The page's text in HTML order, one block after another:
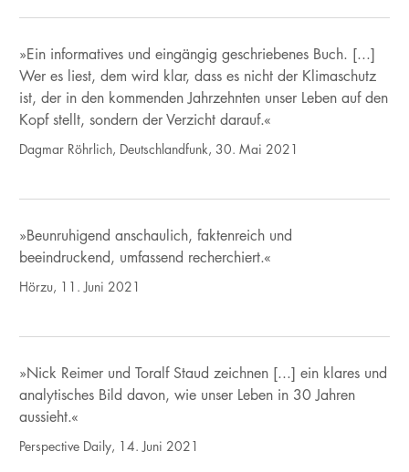
»Ein informatives und eingängig geschriebenes Buch. [...]
Wer es liest, dem wird klar, dass es nicht der Klimaschutz
ist, der in den kommenden Jahrzehnten unser Leben auf den
Kopf stellt, sondern der Verzicht darauf.«
Dagmar Röhrlich, Deutschlandfunk, 30. Mai 2021
»Beunruhigend anschaulich, faktenreich und
beeindruckend, umfassend recherchiert.«
Hörzu, 11. Juni 2021
»Nick Reimer und Toralf Staud zeichnen [...] ein klares und
analytisches Bild davon, wie unser Leben in 30 Jahren
aussieht.«
Perspective Daily, 14. Juni 2021